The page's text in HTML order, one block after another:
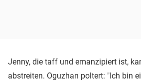
Jenny, die taff und emanzipiert ist,
abstreiten. Oguzhan poltert: "Ich bin